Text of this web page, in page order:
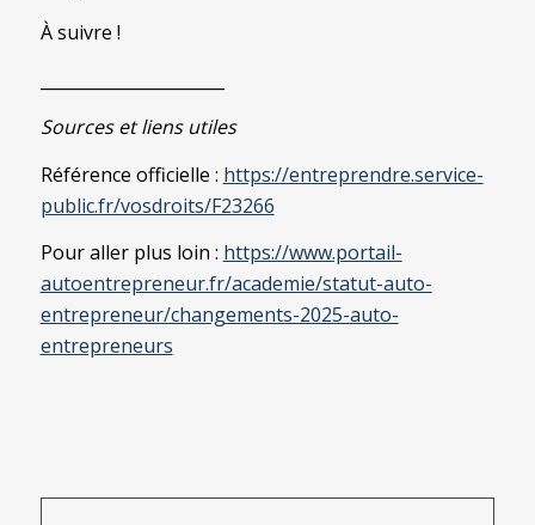
À suivre !
Sources et liens utiles
Référence officielle : https://entreprendre.service-
public.fr/vosdroits/F23266
Pour aller plus loin : https://www.portail-
autoentrepreneur.fr/academie/statut-auto-
entrepreneur/changements-2025-auto-
entrepreneurs